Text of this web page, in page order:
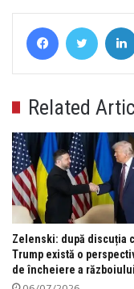
FacebookTwitter
Related
Zelenski: după discuția
Trump există o
de încheiere a războiului